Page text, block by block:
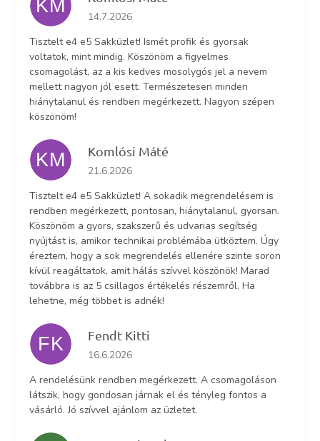
KM Az áruház értékelése 5-ből 5 csillag.
14.7.2026
Tisztelt e4 e5 Sakküzlet! Ismét profik és gyorsak
voltatok, mint mindig. Köszönöm a figyelmes
csomagolást, az a kis kedves mosolygós jel a nevem
mellett nagyon jól esett. Természetesen minden
hiánytalanul és rendben megérkezett. Nagyon szépen
köszönöm!
KM Komlósi Máté
Az áruház értékelése 5-ből 5 csillag.
21.6.2026
Tisztelt e4 e5 Sakküzlet! A sokadik megrendelésem is
rendben megérkezett, pontosan, hiánytalanul, gyorsan.
Köszönöm a gyors, szakszerű és udvarias segítség
nyújtást is, amikor technikai problémába ütköztem. Úgy
éreztem, hogy a sok megrendelés ellenére szinte soron
kívül reagáltatok, amit hálás szívvel köszönök! Marad
továbbra is az 5 csillagos értékelés részemről. Ha
lehetne, még többet is adnék!
FK Fendt Kitti
Az áruház értékelése 5-ből 5 csillag.
16.6.2026
A rendelésünk rendben megérkezett. A csomagoláson
látszik, hogy gondosan járnak el és tényleg fontos a
vásárló. Jó szívvel ajánlom az üzletet.